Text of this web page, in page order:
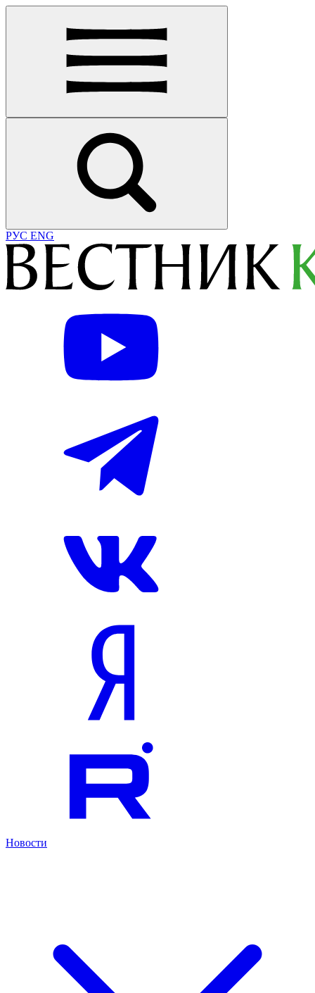
РУС ENG
Новости